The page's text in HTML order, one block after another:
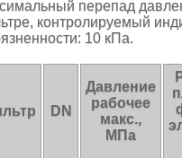
перепад
контролируемый
10 кПа.
DN
Давление
рабочее
макс.,
МПа